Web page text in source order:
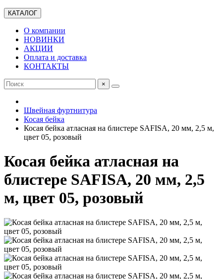
КАТАЛОГ
О компании
НОВИНКИ
АКЦИИ
Оплата и доставка
КОНТАКТЫ
×
Швейная фуртнитура
Косая бейка
Косая бейка атласная на блистере SAFISA, 20 мм, 2,5 м,
цвет 05, розовый
Косая бейка атласная на
блистере SAFISA, 20 мм, 2,5
м, цвет 05, розовый